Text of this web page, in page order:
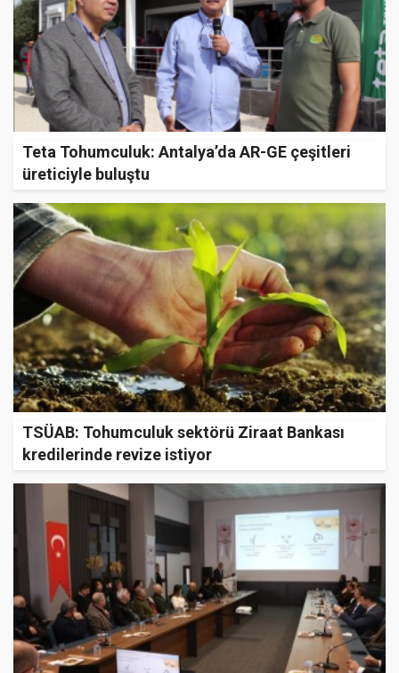
Teta Tohumculuk: Antalya’da AR-GE çeşitleri
üreticiyle buluştu
TSÜAB: Tohumculuk sektörü Ziraat Bankası
kredilerinde revize istiyor